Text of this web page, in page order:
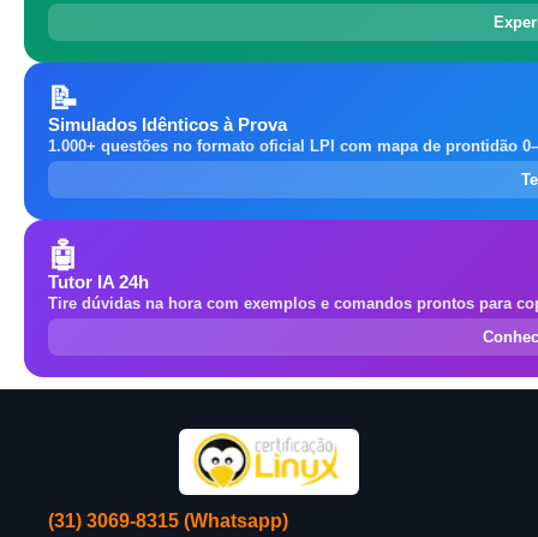
📝
Simulados Idênticos à Prova
1.000+ questões no formato oficial LPI com mapa de prontidão
🤖
Tutor IA 24h
Tire dúvidas na hora com exemplos e comandos prontos para
(31) 3069-8315 (Whatsapp)